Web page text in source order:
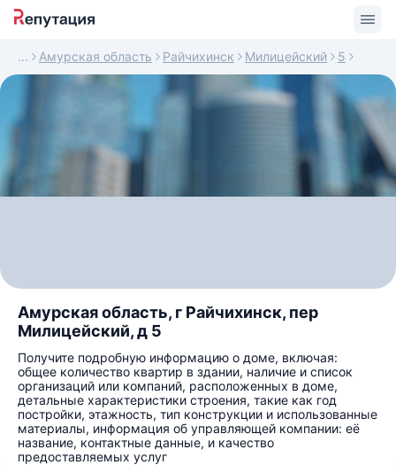
Амурская область Райчихинск Милицейский 5
Амурская область, г Райчихинск, пер
Милицейский, д 5
Получите подробную информацию о доме, включая:
общее количество квартир в здании, наличие и список
организаций или компаний, расположенных в доме,
детальные характеристики строения, такие как год
постройки, этажность, тип конструкции и использованные
материалы, информация об управляющей компании: её
название, контактные данные, и качество
предоставляемых услуг